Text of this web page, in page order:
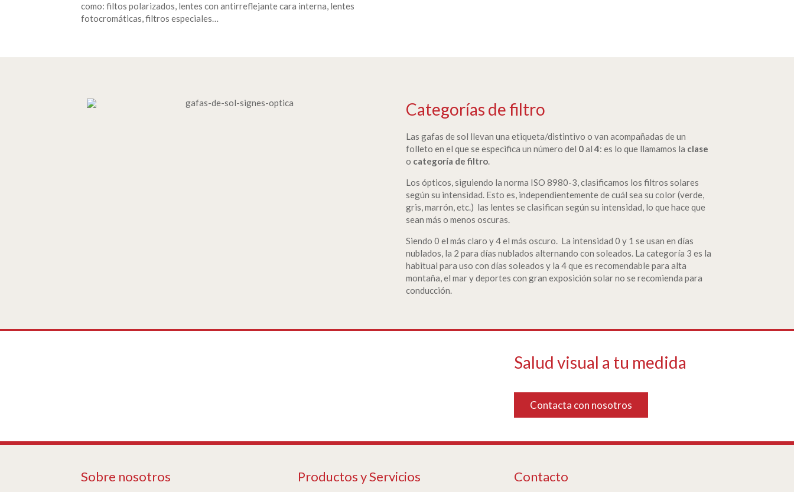
como: filtos polarizados, lentes con antirreflejante cara interna, lentes
fotocromáticas, filtros especiales…
Categorías de filtro
Las gafas de sol llevan una etiqueta/distintivo o van acompañadas de un
folleto en el que se especifica un número del 0al 4: es lo que llamamos la clase
o categoría de filtro.
Los ópticos, siguiendo la norma ISO 8980-3, clasificamos los filtros solares
según su intensidad. Esto es, independientemente de cuál sea su color (verde,
gris, marrón, etc.) las lentes se clasifican según su intensidad, lo que hace que
sean más o menos oscuras.
Siendo 0 el más claro y 4 el más oscuro. La intensidad 0 y 1 se usan en días
nublados, la 2 para días nublados alternando con soleados. La categoría 3 es la
habitual para uso con días soleados y la 4 que es recomendable para alta
montaña, el mar y deportes con gran exposición solar no se recomienda para
conducción.
Salud visual a tu medida
Contacta con nosotros
Sobre nosotros Productos y Servicios Contacto